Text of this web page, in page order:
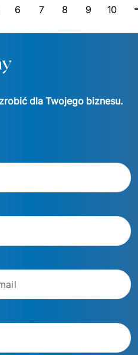
6 7 8 9 10
dla Twojego biznesu.